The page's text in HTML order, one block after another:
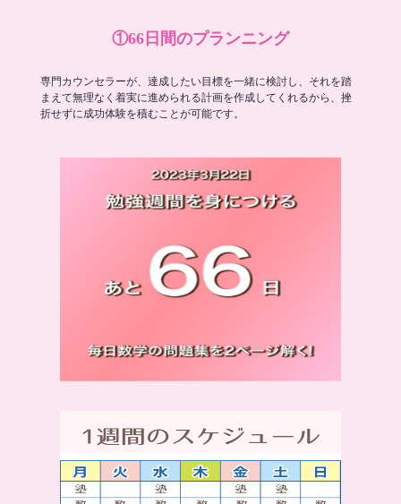
①66日間のプランニング
専門カウンセラーが、達成したい目標を一緒に検討し、それを踏
まえて無理なく着実に進められる計画を作成してくれるから、挫
折せずに成功体験を積むことが可能です。